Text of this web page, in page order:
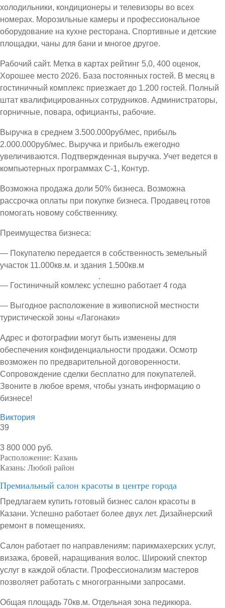
холодильники, кондиционеры и телевизоры во всех
номерах. Морозильные камеры и профессиональное
оборудование на кухне ресторана. Спортивные и детские
площадки, чаны для бани и многое другое.
Рабочий сайт. Метка в картах рейтинг 5,0, 400 оценок,
Хорошее место 2026. База постоянных гостей. В месяц в
гостиничный комплекс приезжает до 1.200 гостей. Полный
штат квалифицированных сотрудников. Администраторы,
горничные, повара, официанты, рабочие.
Выручка в среднем 3.500.000руб/мес, прибыль
2.000.000руб/мес. Выручка и прибыль ежегодно
увеличиваются. Подтвержденная выручка. Учет ведется в
компьютерных программах С-1, Контур.
Возможна продажа доли 50% бизнеса. Возможна
рассрочка оплаты при покупке бизнеса. Продавец готов
помогать новому собственнику.
Преимущества бизнеса:
— Покупателю передается в собственность земельный
участок 11.000кв.м. и здания 1.500кв.м
— Гостиничный комлекс успешно работает 4 года
— Выгодное расположение в живописной местности
туристической зоны «Лагонаки»
Адрес и фотографии могут быть изменены для
обеспечения конфиденциальности продажи. Осмотр
возможен по предварительной договоренности.
Сопровождение сделки бесплатно для покупателей.
Звоните в любое время, чтобы узнать информацию о
бизнесе!
Виктория
39
3 800 000 руб.
Расположение: Казань
Казань: Любой район
Премиальный салон красоты в центре города
Предлагаем купить готовый бизнес салон красоты в
Казани. Успешно работает более двух лет. Дизайнерский
ремонт в помещениях.
Салон работает по направлениям: парикмахерских услуг,
визажа, бровей, наращивания волос. Широкий спектор
услуг в каждой области. Профессионализм мастеров
позволяет работать с многогранными запросами.
Общая площадь 70кв.м. Отдельная зона педикюра.